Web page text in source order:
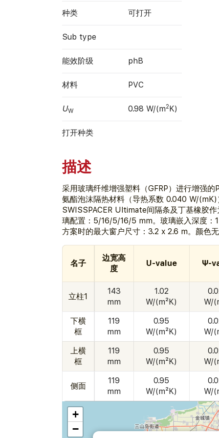
种类 可打开
Sub type
能效阶级 phB
材料 PVC
UW 0.98 W/(m2K)
打开种类
描述
采用玻璃纤维增​​强塑料（GFRP）进行增强的
氨酯泡沫隔热材料（导热系数 0.040 W/
SWISSPACER Ultimate间隔条及丁基橡胶
璃配置：5/16/5/16/5 mm。玻璃嵌入深度：
方案时的最大窗户尺寸：3.2 x 2.6 m。颜色
名子
边宽高
度
U-value Ψ-
立柱1
143
mm
1.02
W/(m²K)
W/
下横
框
119
mm
0.95
W/(m²K)
W/
上横
框
119
mm
0.95
W/(m²K)
W/
侧面
119
mm
0.95
W/(m²K)
W/
+
−